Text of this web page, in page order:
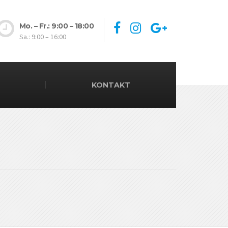
Mo. – Fr.: 9:00 – 18:00
Sa.: 9:00 – 16:00
KONTAKT